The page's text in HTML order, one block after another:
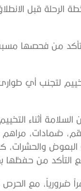
الرحلة قبل
من فحصها
لتجنب أي
أثناء
ضمادات، مراهم
البعوض
التأكد من حفظها
ضرورياً، مع